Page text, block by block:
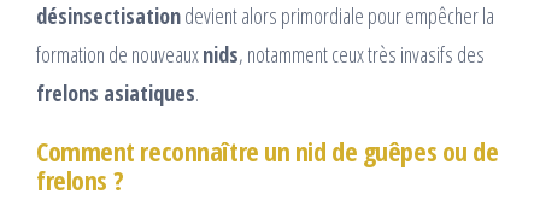
désinsectisationdevient alors primordiale pour empêcher la
formation de nouveauxnids, notamment ceux très invasifs des
frelons asiatiques.
Comment reconnaître un nid de guêpes ou de
frelons ?